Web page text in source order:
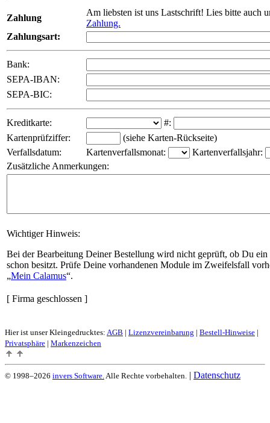
Zahlung
Am liebsten ist uns Lastschrift! Lies bitte auch
Zahlung.
Zahlungsart:
Bank:
SEPA-IBAN:
SEPA-BIC:
Kreditkarte:
#:
Kartenprüfziffer:
(siehe Karten-Rückseite)
Verfallsdatum:
Kartenverfallsmonat:
Kartenverfallsjahr:
Zusätzliche Anmerkungen:
Wichtiger Hinweis:
Bei der Bearbeitung Deiner Bestellung wird nicht geprüft, ob Du ein
schon besitzt. Prüfe Deine vorhandenen Module im Zweifelsfall
Mein Calamus .
[ Firma geschlossen ]
Hier ist unser Kleingedrucktes: AGB | Lizenzvereinbarung | Bestell-Hinweise |
Privatsphäre | Markenzeichen
© 1998–2026 invers Software.Alle Rechte vorbehalten. | Datenschutz